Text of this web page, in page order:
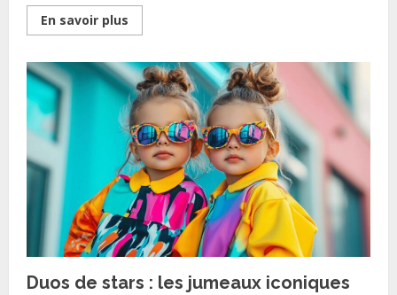
En savoir plus
more
des
meilleures
chaussettes
pour
affronter
le
froid
lapon
Duos de stars : les jumeaux iconiques